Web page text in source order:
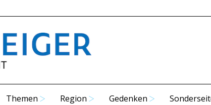
Themen Region Gedenken